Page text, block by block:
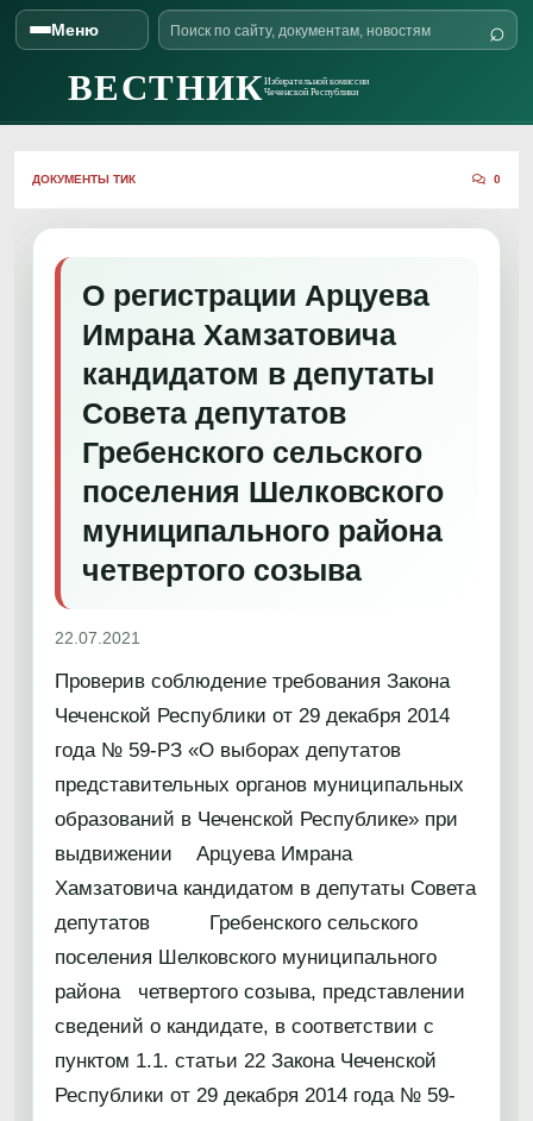
Skip to content
Меню
ВЕСТНИКИзбирательной комиссии
Чеченской Республики
Поиск
по
⌕
ДОКУМЕНТЫ ТИК 0
О регистрации Арцуева
Имрана Хамзатовича
кандидатом в депутаты
Совета депутатов
Гребенского сельского
поселения Шелковского
муниципального района
четвертого созыва
22.07.2021
Проверив соблюдение требования Закона
Чеченской Республики от 29 декабря 2014
года № 59-РЗ «О выборах депутатов
представительных органов муниципальных
образований в Чеченской Республике» при
выдвижении Арцуева Имрана
Хамзатовича кандидатом в депутаты Совета
депутатов Гребенского сельского
поселения Шелковского муниципального
района четвертого созыва, представлении
сведений о кандидате, в соответствии с
пунктом 1.1. статьи 22 Закона Чеченской
Республики от 29 декабря 2014 года № 59-